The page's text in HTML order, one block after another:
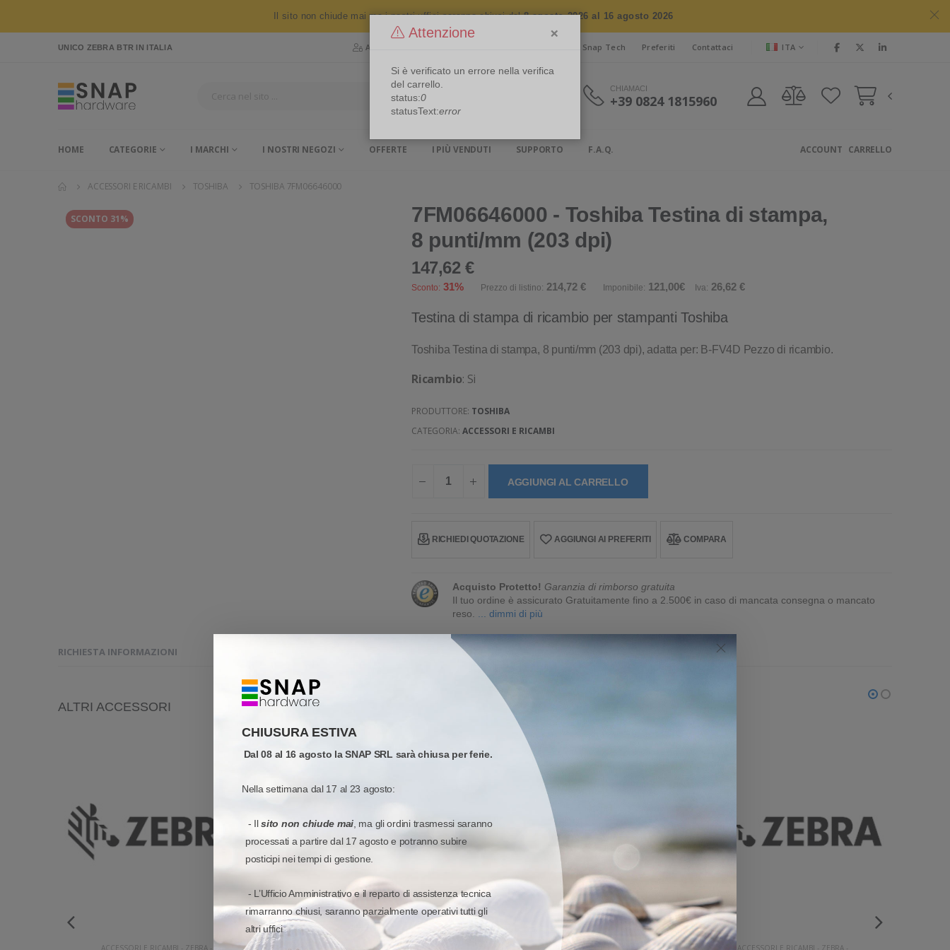
CHIUSURA ESTIVA
Dal 08 al 16 agosto la SNAP SRL sarà chiusa per ferie.
Nella settimana dal 17 al 23 agosto:
- Ilsito non chiude mai , ma gli ordini trasmessi saranno
processati a partire dal 17 agosto e potranno subire
posticipi nei tempi di gestione.
- L’Ufficio Amministrativo e il reparto di assistenza tecnica
rimarranno chiusi, saranno parzialmente operativi tutti gli
altri uffici
Il sito non chiude mai ma i nostri uffici saranno chiusi dal8 agosto 2026 al 16 agosto 2026
UNICO ZEBRA BTR IN ITALIA Area Riservata Snap Tech Preferiti Contattaci ITA
CHIAMACI
+39 0824 1815960
HOME CATEGORIE I MARCHI I NOSTRI NEGOZI OFFERTE I PIÙ VENDUTI SUPPORTO F.A.Q. CARRELLO
ACCOUNT
ACCESSORI E RICAMBI TOSHIBA TOSHIBA 7FM06646000
SCONTO 31%
7FM06646000 - Toshiba Testina di stampa,
8 punti/mm (203 dpi)
147,62 €
Sconto: 31% Prezzo di listino: 214,72 € Imponibile: 121,00€ Iva: 26,62 €
Testina di stampa di ricambio per stampanti Toshiba
Toshiba Testina di stampa, 8 punti/mm (203 dpi), adatta per: B-FV4D Pezzo di ricambio.
Ricambio: Si
PRODUTTORE: TOSHIBA
CATEGORIA:ACCESSORI E RICAMBI
AGGIUNGI AL CARRELLO
RICHIEDI QUOTAZIONE AGGIUNGI AI PREFERITI COMPARA
Acquisto Protetto! Garanzia di rimborso gratuita
Il tuo ordine è assicurato Gratuitamente fino a 2.500€ in caso di mancata consegna o mancato
reso.
... dimmi di più
RICHIESTA INFORMAZIONI
ALTRI ACCESSORI
ACCESSORI E RICAMBI - ZEBRA -
ACCESSORI E RICAMBI ZEBRA -CAVI PER LETTORI ACCESSORI E RICAMBI-ZEBRA
-
ACCESSORI E RICAMBI - ZEBRA -
Attenzione ×
Si è verificato un errore nella verifica
del carrello.
status:0
statusText:error